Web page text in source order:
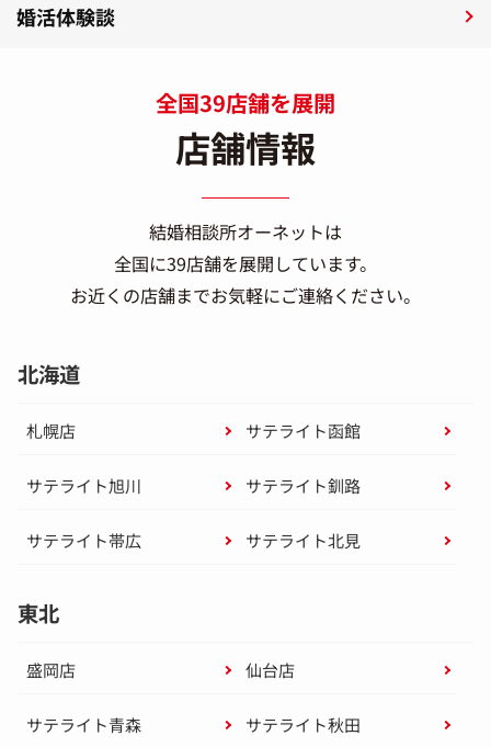
婚活体験談
全国39店舗を展開
店舗情報
結婚相談所オーネットは
全国に39店舗を展開しています。
お近くの店舗までお気軽にご連絡ください。
北海道
札幌店 サテライト函館
サテライト旭川 サテライト釧路
サテライト帯広 サテライト北見
東北
盛岡店 仙台店
サテライト青森 サテライト秋田